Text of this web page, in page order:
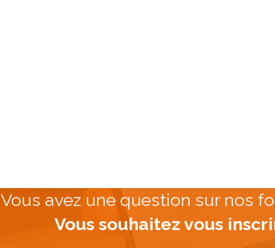
Vous avez une question sur nos
Vous souhaitez vous